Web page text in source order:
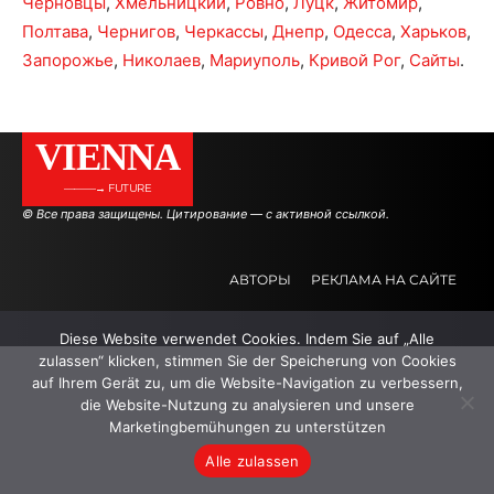
Полтава, Чернигов, Черкассы, Днепр, Одесса, Харьков,
Запорожье, Николаев, Мариуполь, Кривой Рог, Сайты.
VIENNA
———→ FUTURE
© Все права защищены. Цитирование — с активной ссылкой.
АВТОРЫ РЕКЛАМА НА САЙТЕ
Diese Website verwendet Cookies. Indem Sie auf „Alle
zulassen“ klicken, stimmen Sie der Speicherung von Cookies
auf Ihrem Gerät zu, um die Website-Navigation zu verbessern,
die Website-Nutzung zu analysieren und unsere
Marketingbemühungen zu unterstützen
Alle zulassen